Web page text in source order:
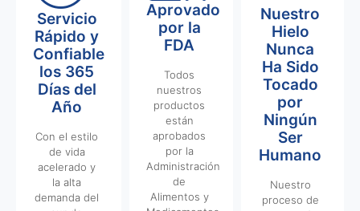
Servicio
Rápido y
Confiable
los 365
Días del
Año
Con el estilo
de vida
acelerado y
la alta
demanda del
Aprovado
por la
FDA
Todos
nuestros
productos
están
aprobados
por la
Administración
de
Alimentos y
Nuestro
Hielo
Nunca
Ha Sido
Tocado
por
Ningún
Ser
Humano
Nuestro
proceso de